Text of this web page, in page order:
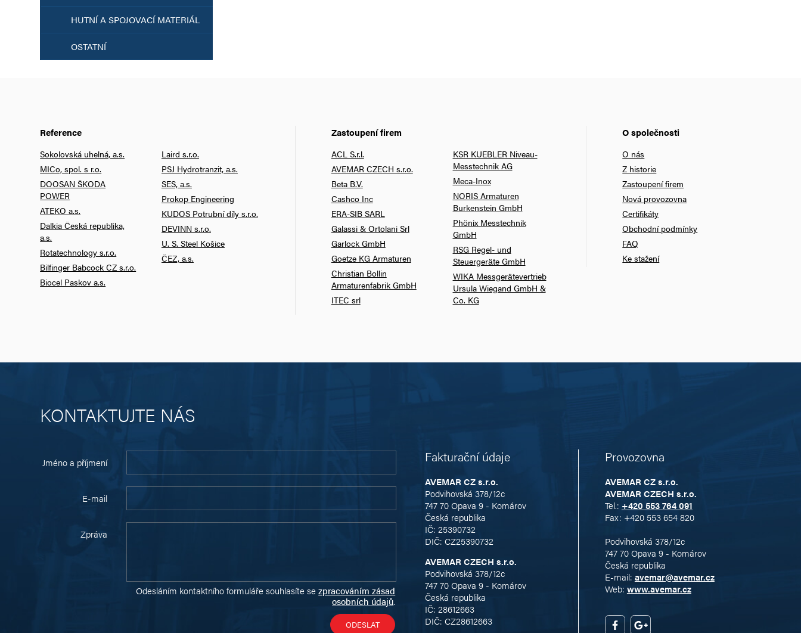
HUTNÍ A SPOJOVACÍ MATERIÁL
OSTATNÍ
Reference
Sokolovská uhelná, a.s.
MICo, spol. s r.o.
DOOSAN ŠKODA
POWER
ATEKO a.s.
Dalkia Česká republika,
a.s.
Rotatechnology s.r.o.
Bilfinger Babcock CZ s.r.o.
Biocel Paskov a.s.
Laird s.r.o.
PSJ Hydrotranzit, a.s.
SES, a.s.
Prokop Engineering
KUDOS Potrubní díly s.r.o.
DEVINN s.r.o.
U. S. Steel Košice
ČEZ, a.s.
Zastoupení firem
ACL S.r.l.
AVEMAR CZECH s.r.o.
Beta B.V.
Cashco Inc
ERA-SIB SARL
Galassi & Ortolani Srl
Garlock GmbH
Goetze KG Armaturen
Christian Bollin
Armaturenfabrik GmbH
ITEC srl
KSR KUEBLER Niveau-
Messtechnik AG
Meca-Inox
NORIS Armaturen
Burkenstein GmbH
Phönix Messtechnik
GmbH
RSG Regel- und
Steuergeräte GmbH
WIKA Messgerätevertrieb
Ursula Wiegand GmbH &
Co. KG
O společnosti
O nás
Z historie
Zastoupení firem
Nová provozovna
Certifikáty
Obchodní podmínky
FAQ
Ke stažení
KONTAKTUJTE NÁS
Jméno a příjmení
E-mail
Zpráva
Odesláním kontaktního formuláře souhlasíte sezpracováním zásad
osobních údajů.
Fakturační údaje
AVEMAR CZ s.r.o.
Podvihovská 378/12c
747 70 Opava 9 - Komárov
Česká republika
IČ: 25390732
DIČ: CZ25390732
AVEMAR CZECH s.r.o.
Podvihovská 378/12c
747 70 Opava 9 - Komárov
Česká republika
IČ: 28612663
DIČ: CZ28612663
Provozovna
AVEMAR CZ s.r.o.
AVEMAR CZECH s.r.o.
Tel.: +420 553 764 091
Fax: +420 553 654 820
Podvihovská 378/12c
747 70 Opava 9 - Komárov
Česká republika
E-mail: avemar@avemar.cz
Web: www.avemar.cz